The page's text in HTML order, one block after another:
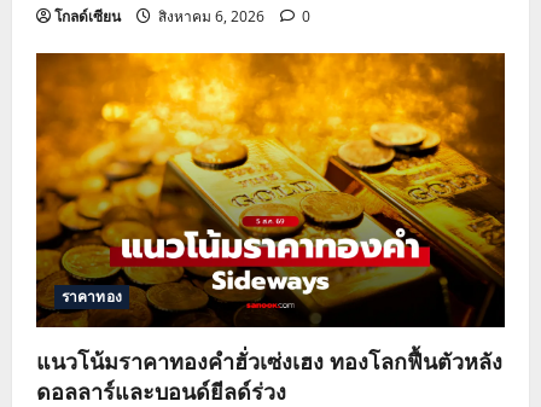
โกลด์เซียน สิงหาคม 6, 2026 0
ราคาทอง
แนวโน้มราคาทองคำฮั่วเซ่งเฮง ทองโลกฟื้นตัวหลัง
ดอลลาร์และบอนด์ยีลด์ร่วง